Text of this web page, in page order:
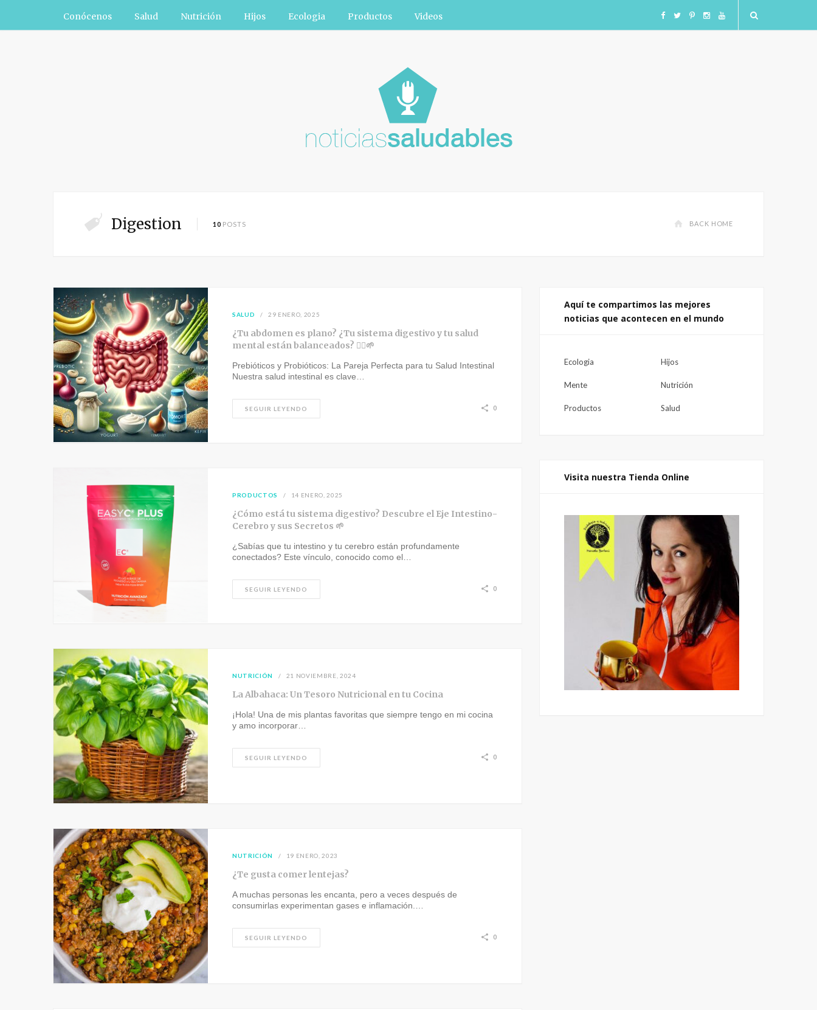
Conócenos Salud Nutrición Hijos Ecologia Productos Videos F T I
a
I
a
Y
Digestion 10 POSTS BACK HOME
SALUD 29 ENERO, 2025
¿Tu abdomen es plano? ¿Tu sistema digestivo y tu salud
mental están balanceados? 🧘‍♀️🌱
Prebióticos y Probióticos: La Pareja Perfecta para tu Salud Intestinal
Nuestra salud intestinal es clave…
SEGUIR LEYENDO 0
PRODUCTOS 14 ENERO, 2025
¿Cómo está tu sistema digestivo? Descubre el Eje Intestino-
Cerebro y sus Secretos 🌱
¿Sabías que tu intestino y tu cerebro están profundamente
conectados? Este vínculo, conocido como el…
SEGUIR LEYENDO 0
NUTRICIÓN 21 NOVIEMBRE, 2024
La Albahaca: Un Tesoro Nutricional en tu Cocina
¡Hola! Una de mis plantas favoritas que siempre tengo en mi cocina
y amo incorporar…
SEGUIR LEYENDO 0
NUTRICIÓN 19 ENERO, 2023
¿Te gusta comer lentejas?
A muchas personas les encanta, pero a veces después de
consumirlas experimentan gases e inflamación.…
SEGUIR LEYENDO 0
Aquí te compartimos las mejores
noticias que acontecen en el mundo
Ecologia Hijos
Mente Nutrición
Productos Salud
Visita nuestra Tienda Online